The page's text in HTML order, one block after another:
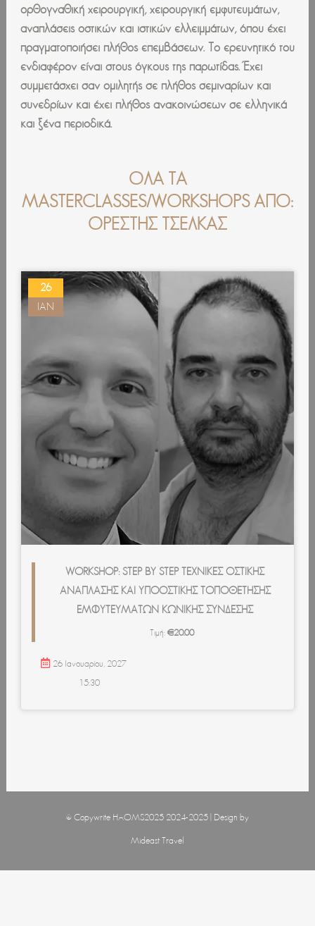
ορθογναθική χειρουργική, χειρουργική εμφυτευμάτων,
αναπλάσεις οστικών και ιστικών ελλειμμάτων, όπου έχει
πραγματοποιήσει πλήθος επεμβάσεων. Το ερευνητικό του
ενδιαφέρον είναι στους όγκους της παρωτίδας. Έχει
συμμετάσχει σαν ομιλητής σε πλήθος σεμιναρίων και
συνεδρίων και έχει πλήθος ανακοινώσεων σε ελληνικά
και ξένα περιοδικά.
ΌΛΑ ΤΑ
MASTERCLASSES/WORKSHOPS ΑΠΌ:
ΟΡΕΣΤΗΣ ΤΣΕΛΚΑΣ
26
ΙΑΝ
WORKSHOP: STEP BY STEP ΤΕΧΝΙΚΈΣ ΟΣΤΙΚΉΣ
ΑΝΆΠΛΑΣΗΣ ΚΑΙ ΥΠΟΟΣΤΙΚΉΣ ΤΟΠΟΘΈΤΗΣΗΣ
ΕΜΦΥΤΕΥΜΆΤΩΝ ΚΩΝΙΚΉΣ ΣΎΝΔΕΣΗΣ
Τιμή: €20.00
26 Ιανουαρίου, 2027
15:30
© Copywrite HAOMS2025 2024-2025 | Design by
Mideast Travel